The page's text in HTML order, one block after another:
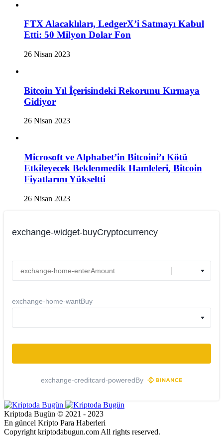
FTX Alacaklıları, LedgerX’i Satmayı Kabul
Etti: 50 Milyon Dolar Fon
26 Nisan 2023
Bitcoin Yıl İçerisindeki Rekorunu Kırmaya
Gidiyor
26 Nisan 2023
Microsoft ve Alphabet’in Bitcoini’ı Kötü
Etkileyecek Beklenmedik Hamleleri, Bitcoin
Fiyatlarını Yükseltti
26 Nisan 2023
exchange-widget-buyCryptocurrency
exchange-home-wantBuy
exchange-creditcard-poweredBy
Kriptoda Bugün © 2021 - 2023
En güncel Kripto Para Haberleri
Copyright kriptodabugun.com All rights reserved.